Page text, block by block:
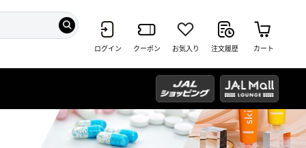
ログイン クーポン お気入り 注文履歴 カート